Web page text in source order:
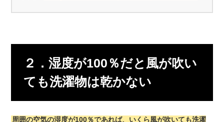
２．湿度が100％だと風が吹い
ても洗濯物は乾かない
周囲の空気の湿度が100％であれば、いくら風が吹いても洗濯